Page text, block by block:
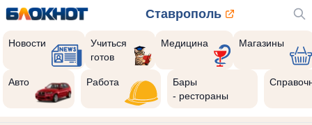
Ставрополь
Новости
Учиться
готов
Медицина Магазины
Авто Работа
Бары
- рестораны